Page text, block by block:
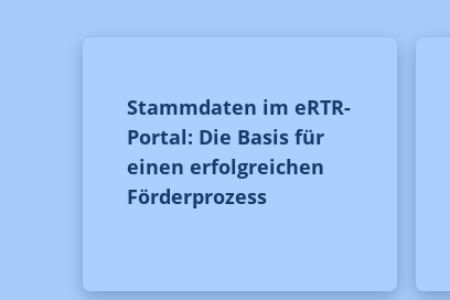
Stammdaten im eRTR-
Portal: Die Basis für
einen erfolgreichen
Förderprozess